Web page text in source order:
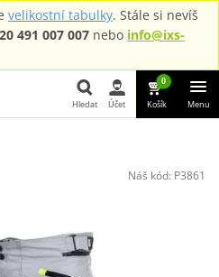
velikostní tabulky. Stále si nevíš
491 007 007 nebo info@ixs-
Hledat Účet
0
Košík Menu
Náš kód: P3861